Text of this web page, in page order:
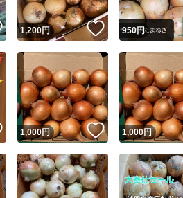
ユーザー
Yahoo!フリマが定めた一定の基準を満た
安心取引出品者
この商品の
いいね！
1,200円 いいね！
950円
いいね！
1,000円 いいね！
1,000円